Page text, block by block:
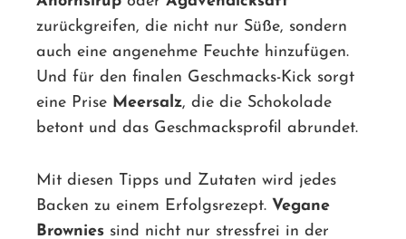
zurückgreifen, die nicht nur Süße, sondern
auch eine angenehme Feuchte hinzufügen.
Und für den finalen Geschmacks-Kick sorgt
eine Prise Meersalz, die die Schokolade
betont und das Geschmacksprofil abrundet.
Mit diesen Tipps und Zutaten wird jedes
Backen zu einem Erfolgsrezept. Vegane
Brownies sind nicht nur stressfrei in der